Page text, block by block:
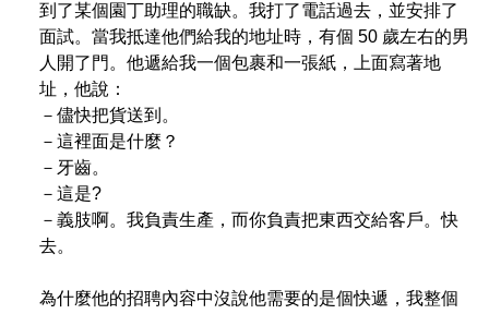
到了某個園丁助理的職缺。我打了電話過去，並安排了
面試。當我抵達他們給我的地址時，有個 50 歲左右的男
人開了門。他遞給我一個包裹和一張紙，上面寫著地
址，他說：
－儘快把貨送到。
－這裡面是什麼？
－牙齒。
－這是?
－義肢啊。我負責生產，而你負責把東西交給客戶。快
去。
為什麼他的招聘內容中沒說他需要的是個快遞，我整個